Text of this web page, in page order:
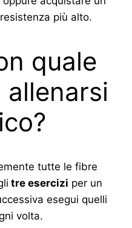
più alto.
quale
tutte le fibre
tre esercizi per un
esegui quelli
volta.